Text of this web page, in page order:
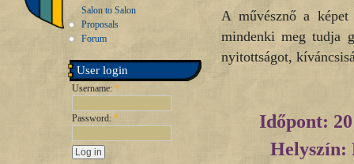
Salon to Salon
Proposals
Forum
User login
Username: *
Password: *
A művésznő a
mindenki meg tudja
nyitottságot,
Időpont:
Helyszín: